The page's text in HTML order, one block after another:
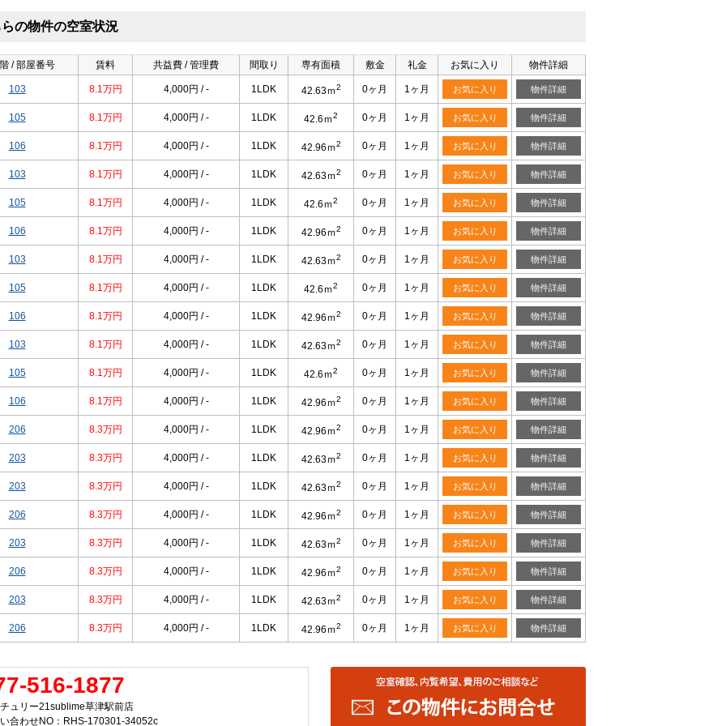
の物件の空室状況
/ 部屋番号 賃料 共益費 / 管理費 間取り 専有面積 敷金 礼金 お気に入り 物件詳細
103 8.1万円 4,000円 / - 1LDK 42.63ｍ2 0ヶ月 1ヶ月 お気に入り 物件詳細
105 8.1万円 4,000円 / - 1LDK 42.6ｍ2 0ヶ月 1ヶ月 お気に入り 物件詳細
106 8.1万円 4,000円 / - 1LDK 42.96ｍ2 0ヶ月 1ヶ月 お気に入り 物件詳細
103 8.1万円 4,000円 / - 1LDK 42.63ｍ2 0ヶ月 1ヶ月 お気に入り 物件詳細
105 8.1万円 4,000円 / - 1LDK 42.6ｍ2 0ヶ月 1ヶ月 お気に入り 物件詳細
106 8.1万円 4,000円 / - 1LDK 42.96ｍ2 0ヶ月 1ヶ月 お気に入り 物件詳細
103 8.1万円 4,000円 / - 1LDK 42.63ｍ2 0ヶ月 1ヶ月 お気に入り 物件詳細
105 8.1万円 4,000円 / - 1LDK 42.6ｍ2 0ヶ月 1ヶ月 お気に入り 物件詳細
106 8.1万円 4,000円 / - 1LDK 42.96ｍ2 0ヶ月 1ヶ月 お気に入り 物件詳細
103 8.1万円 4,000円 / - 1LDK 42.63ｍ2 0ヶ月 1ヶ月 お気に入り 物件詳細
105 8.1万円 4,000円 / - 1LDK 42.6ｍ2 0ヶ月 1ヶ月 お気に入り 物件詳細
106 8.1万円 4,000円 / - 1LDK 42.96ｍ2 0ヶ月 1ヶ月 お気に入り 物件詳細
206 8.3万円 4,000円 / - 1LDK 42.96ｍ2 0ヶ月 1ヶ月 お気に入り 物件詳細
203 8.3万円 4,000円 / - 1LDK 42.63ｍ2 0ヶ月 1ヶ月 お気に入り 物件詳細
203 8.3万円 4,000円 / - 1LDK 42.63ｍ2 0ヶ月 1ヶ月 お気に入り 物件詳細
206 8.3万円 4,000円 / - 1LDK 42.96ｍ2 0ヶ月 1ヶ月 お気に入り 物件詳細
203 8.3万円 4,000円 / - 1LDK 42.63ｍ2 0ヶ月 1ヶ月 お気に入り 物件詳細
206 8.3万円 4,000円 / - 1LDK 42.96ｍ2 0ヶ月 1ヶ月 お気に入り 物件詳細
203 8.3万円 4,000円 / - 1LDK 42.63ｍ2 0ヶ月 1ヶ月 お気に入り 物件詳細
206 8.3万円 4,000円 / - 1LDK 42.96ｍ2 0ヶ月 1ヶ月 お気に入り 物件詳細
516-1877
ュリー21sublime草津駅前店
合わせNO：RHS-170301-34052c